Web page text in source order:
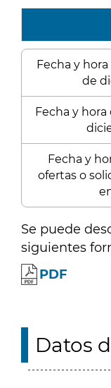
Fecha y
de
Fecha y
Fecha y
ofertas o
Se puede
siguientes
PDF
Datos